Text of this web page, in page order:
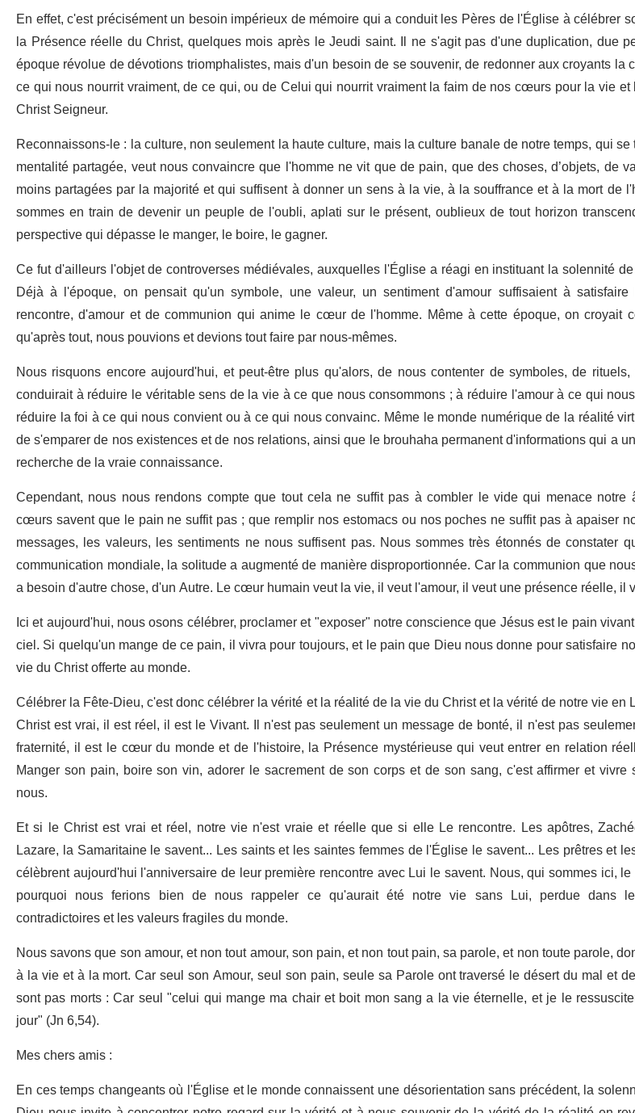
En effet, c'est précisément un besoin impérieux de mémoire qui a conduit les Pères de l'Église à célébrer
la Présence réelle du Christ, quelques mois après le Jeudi saint. Il ne s'agit pas d'une duplication, due
époque révolue de dévotions triomphalistes, mais d'un besoin de se souvenir, de redonner aux croyants la
ce qui nous nourrit vraiment, de ce qui, ou de Celui qui nourrit vraiment la faim de nos cœurs pour la vie
Christ Seigneur.
Reconnaissons-le : la culture, non seulement la haute culture, mais la culture banale de notre temps, qui
mentalité partagée, veut nous convaincre que l'homme ne vit que de pain, que des choses, d’objets, de
moins partagées par la majorité et qui suffisent à donner un sens à la vie, à la souffrance et à la mort de
sommes en train de devenir un peuple de l'oubli, aplati sur le présent, oublieux de tout horizon
perspective qui dépasse le manger, le boire, le gagner.
Ce fut d'ailleurs l'objet de controverses médiévales, auxquelles l'Église a réagi en instituant la solennité
Déjà à l'époque, on pensait qu'un symbole, une valeur, un sentiment d'amour suffisaient à
rencontre, d'amour et de communion qui anime le cœur de l'homme. Même à cette époque, on croyait
qu'après tout, nous pouvions et devions tout faire par nous-mêmes.
Nous risquons encore aujourd'hui, et peut-être plus qu'alors, de nous contenter de symboles, de
conduirait à réduire le véritable sens de la vie à ce que nous consommons ; à réduire l'amour à ce qui
réduire la foi à ce qui nous convient ou à ce qui nous convainc. Même le monde numérique de la réalité
de s'emparer de nos existences et de nos relations, ainsi que le brouhaha permanent d'informations qui a
recherche de la vraie connaissance.
Cependant, nous nous rendons compte que tout cela ne suffit pas à combler le vide qui menace notre
cœurs savent que le pain ne suffit pas ; que remplir nos estomacs ou nos poches ne suffit pas à apaiser
messages, les valeurs, les sentiments ne nous suffisent pas. Nous sommes très étonnés de constater
communication mondiale, la solitude a augmenté de manière disproportionnée. Car la communion que
a besoin d'autre chose, d'un Autre. Le cœur humain veut la vie, il veut l'amour, il veut une présence réelle, il
Ici et aujourd'hui, nous osons célébrer, proclamer et "exposer" notre conscience que Jésus est le pain
ciel. Si quelqu'un mange de ce pain, il vivra pour toujours, et le pain que Dieu nous donne pour satisfaire
vie du Christ offerte au monde.
Célébrer la Fête-Dieu, c'est donc célébrer la vérité et la réalité de la vie du Christ et la vérité de notre vie en
Christ est vrai, il est réel, il est le Vivant. Il n'est pas seulement un message de bonté, il n'est pas
fraternité, il est le cœur du monde et de l'histoire, la Présence mystérieuse qui veut entrer en relation
Manger son pain, boire son vin, adorer le sacrement de son corps et de son sang, c'est affirmer et vivre
nous.
Et si le Christ est vrai et réel, notre vie n'est vraie et réelle que si elle Le rencontre. Les apôtres,
Lazare, la Samaritaine le savent... Les saints et les saintes femmes de l'Église le savent... Les prêtres et
célèbrent aujourd'hui l'anniversaire de leur première rencontre avec Lui le savent. Nous, qui sommes ici,
pourquoi nous ferions bien de nous rappeler ce qu'aurait été notre vie sans Lui, perdue dans
contradictoires et les valeurs fragiles du monde.
Nous savons que son amour, et non tout amour, son pain, et non tout pain, sa parole, et non toute parole,
à la vie et à la mort. Car seul son Amour, seul son pain, seule sa Parole ont traversé le désert du mal et
sont pas morts : Car seul "celui qui mange ma chair et boit mon sang a la vie éternelle, et je le
jour" (Jn 6,54).
Mes chers amis :
En ces temps changeants où l'Église et le monde connaissent une désorientation sans précédent, la